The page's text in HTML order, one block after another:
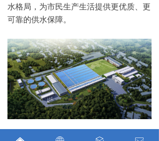
水格局，为市民生产生活提供更优质、更
可靠的供水保障。
株洲水务集团党委书记、董事长李柏